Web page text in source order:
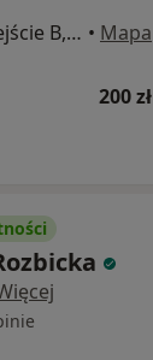
Choroszczańska 24 lokal 13 / wejście B, 1 piętro, Białystok • Mapa
200 zł